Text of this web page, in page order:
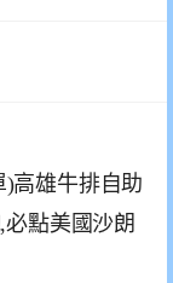
高雄牛排自助
點美國沙朗